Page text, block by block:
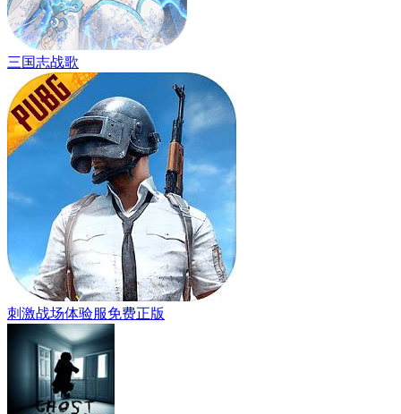
三国志战歌
刺激战场体验服免费正版